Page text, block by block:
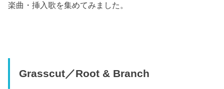
楽曲・挿入歌を集めてみました。
Grasscut／Root & Branch